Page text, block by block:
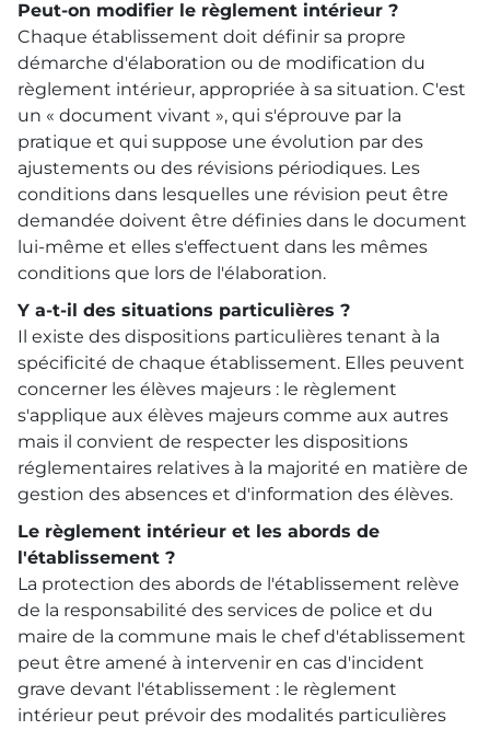
Peut-on modifier le règlement intérieur ?
Chaque établissement doit définir sa propre
démarche d'élaboration ou de modification du
règlement intérieur, appropriée à sa situation. C'est
un « document vivant », qui s'éprouve par la
pratique et qui suppose une évolution par des
ajustements ou des révisions périodiques. Les
conditions dans lesquelles une révision peut être
demandée doivent être définies dans le document
lui-même et elles s'effectuent dans les mêmes
conditions que lors de l'élaboration.
Y a-t-il des situations particulières ?
Il existe des dispositions particulières tenant à la
spécificité de chaque établissement. Elles peuvent
concerner les élèves majeurs : le règlement
s'applique aux élèves majeurs comme aux autres
mais il convient de respecter les dispositions
réglementaires relatives à la majorité en matière de
gestion des absences et d'information des élèves.
Le règlement intérieur et les abords de
l'établissement ?
La protection des abords de l'établissement relève
de la responsabilité des services de police et du
maire de la commune mais le chef d'établissement
peut être amené à intervenir en cas d'incident
grave devant l'établissement : le règlement
intérieur peut prévoir des modalités particulières